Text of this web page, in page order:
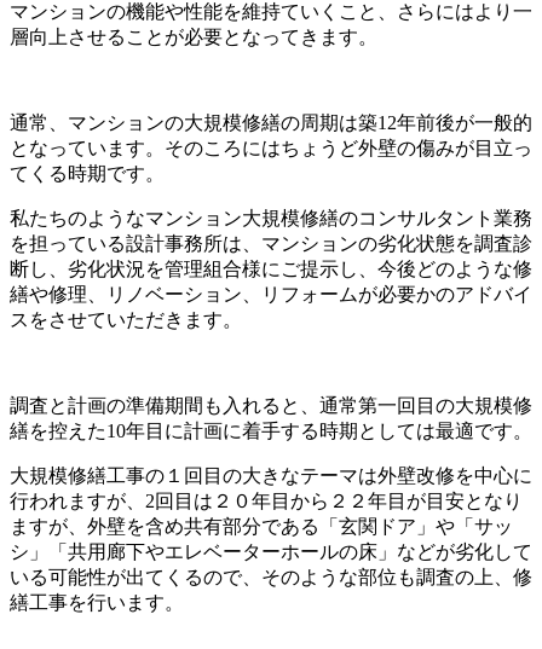
マンションの機能や性能を維持ていくこと、さらにはより一
層向上させることが必要となってきます。
通常、マンションの大規模修繕の周期は築12年前後が一般的
となっています。そのころにはちょうど外壁の傷みが目立っ
てくる時期です。
私たちのようなマンション大規模修繕のコンサルタント業務
を担っている設計事務所は、マンションの劣化状態を調査診
断し、劣化状況を管理組合様にご提示し、今後どのような修
繕や修理、リノベーション、リフォームが必要かのアドバイ
スをさせていただきます。
調査と計画の準備期間も入れると、通常第一回目の大規模修
繕を控えた10年目に計画に着手する時期としては最適です。
大規模修繕工事の１回目の大きなテーマは外壁改修を中心に
行われますが、2回目は２０年目から２２年目が目安となり
ますが、外壁を含め共有部分である「玄関ドア」や「サッ
シ」「共用廊下やエレベーターホールの床」などが劣化して
いる可能性が出てくるので、そのような部位も調査の上、修
繕工事を行います。